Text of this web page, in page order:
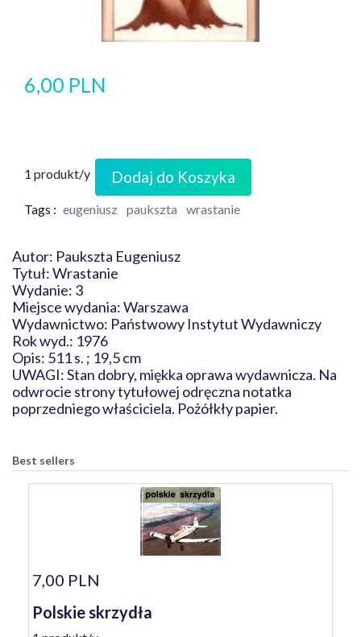
6,00 PLN
1 produkt/y Dodaj do Koszyka
Tags : eugeniusz paukszta wrastanie
Autor: Paukszta Eugeniusz
Tytuł: Wrastanie
Wydanie: 3
Miejsce wydania: Warszawa
Wydawnictwo: Państwowy Instytut Wydawniczy
Rok wyd.: 1976
Opis: 511 s. ; 19,5 cm
UWAGI: Stan dobry, miękka oprawa wydawnicza. Na
odwrocie strony tytułowej odręczna notatka
poprzedniego właściciela. Pożółkły papier.
Best sellers
7,00 PLN
Polskie skrzydła